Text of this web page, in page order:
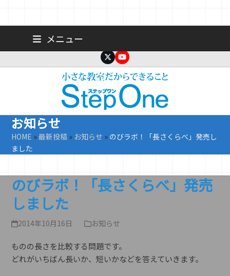
メニュー
TwitterYouTube
お知らせ
HOME »最新投稿 » お知らせ » のびラボ！「長さくらべ」発売し
ました
のびラボ！「長さくらべ」発売
しました
2014年10月16日 お知らせ
ものの長さを比較する問題です。
どれがいちばん長いか、短いかなどを答えていきます。